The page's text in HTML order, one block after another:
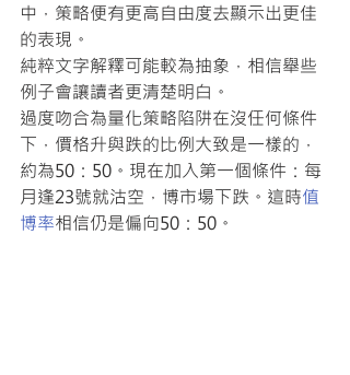
中，策略便有更高自由度去顯示出更佳
的表現。
純粹文字解釋可能較為抽象，相信舉些
例子會讓讀者更清楚明白。
過度吻合為量化策略陷阱在沒任何條件
下，價格升與跌的比例大致是一樣的，
約為50：50。現在加入第一個條件：每
月逢23號就沽空，博市場下跌。這時值
博率相信仍是偏向50：50。